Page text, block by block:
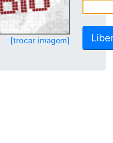
[trocar imagem]